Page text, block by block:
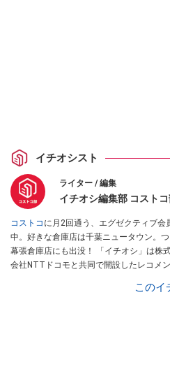
イチオシスト
ライター / 編集
イチオシ編集部 コスト
コストコ に月2回通う、エグゼクティブ会
中。好きな倉庫店は千葉ニュータウン。
幕張倉庫店にも出没！ 「イチオシ」は株
会社NTTドコモと共同で開設したレコメ
このイ